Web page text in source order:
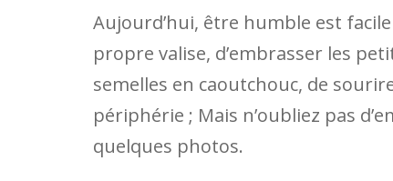
Aujourd’hui, être humble est
propre valise, d’embrasser les
semelles en caoutchouc, de
périphérie ; Mais n’oubliez pas
quelques photos.